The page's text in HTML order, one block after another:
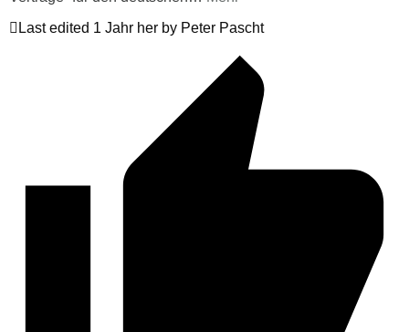
Last edited 1 Jahr her by Peter Pascht